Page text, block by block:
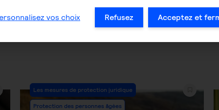
Post
Category:
Les mesures de protection juridique
Protection des personnes âgées
vos choix Refusez Acceptez et